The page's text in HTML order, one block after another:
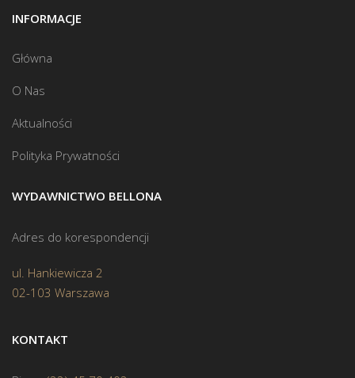
INFORMACJE
Główna
O Nas
Aktualności
Polityka Prywatności
WYDAWNICTWO BELLONA
Adres do korespondencji
ul. Hankiewicza 2
02-103 Warszawa
KONTAKT